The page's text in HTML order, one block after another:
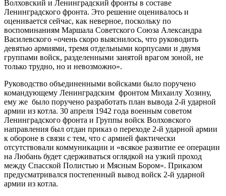
Волховский и Ленинградский фронты в составе
Ленинградского фронта. Это решение оценивалось и
оценивается сейчас, как неверное, поскольку по
воспоминаниям Маршала Советского Союза Александра
Василевского «очень скоро выяснилось, что руководить
девятью армиями, тремя отдельными корпусами и двумя
группами войск, разделенными занятой врагом зоной, не
только трудно, но и невозможно».
Руководство объединенными войсками было поручено
командующему Ленинградским фронтом Михаилу Хозину,
ему же было поручено разработать план вывода 2-й ударной
армии из котла. 30 апреля 1942 года военным советом
Ленинградского фронта и Группы войск Волховского
направления был отдан приказ о переходе 2-й ударной армии
к обороне в связи с тем, что с армией фактически
отсутствовали коммуникации и «всякое развитие ее операции
на Любань будет сдерживаться оглядкой на узкий проход
между Спасской Полистью и Мясным Бором». Приказом
предусматривался постепенный вывод войск 2-й ударной
армии из котла.